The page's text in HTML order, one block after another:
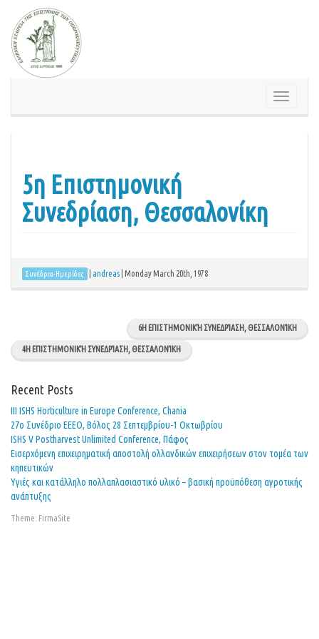
content
Toggle
5η Επιστημονική
Συνεδρίαση, Θεσσαλονίκη
Συνέδρια-Ημερίδες andreas Monday March 20th, 1978
6Η ΕΠΙΣΤΗΜΟΝΙΚΉ ΣΥΝΕΔΡΊΑΣΗ, ΘΕΣΣΑΛΟΝΊΚΗ
4Η ΕΠΙΣΤΗΜΟΝΙΚΉ ΣΥΝΕΔΡΊΑΣΗ, ΘΕΣΣΑΛΟΝΊΚΗ
Recent Posts
ΙΙΙ ISHS Horticulture in Europe Conference, Chania
27o Συνέδριο ΕΕΕΟ, Βόλος 28 Σεπτεμβρίου-1 Οκτωβρίου
ISHS V Postharvest Unlimited Conference, Πάφος
Εισερχόμενη επιχειρηματική αποστολή ολλανδικών επιχειρήσεων στον τομέα των
κηπευτικών
Υγιές και κατάλληλο πολλαπλασιαστικό υλικό – βασική προϋπόθεση αγροτικής
ανάπτυξης
Theme: FirmaSite